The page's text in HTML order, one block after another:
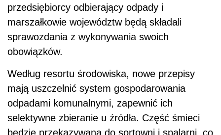
przedsiębiorcy odbierający odpady i
marszałkowie województw będą składali
sprawozdania z wykonywania swoich
obowiązków.
Według resortu środowiska, nowe przepisy
mają uszczelnić system gospodarowania
odpadami komunalnymi, zapewnić ich
selektywne zbieranie u źródła. Część śmieci
będzie przekazywana do sortowni i spalarni, co